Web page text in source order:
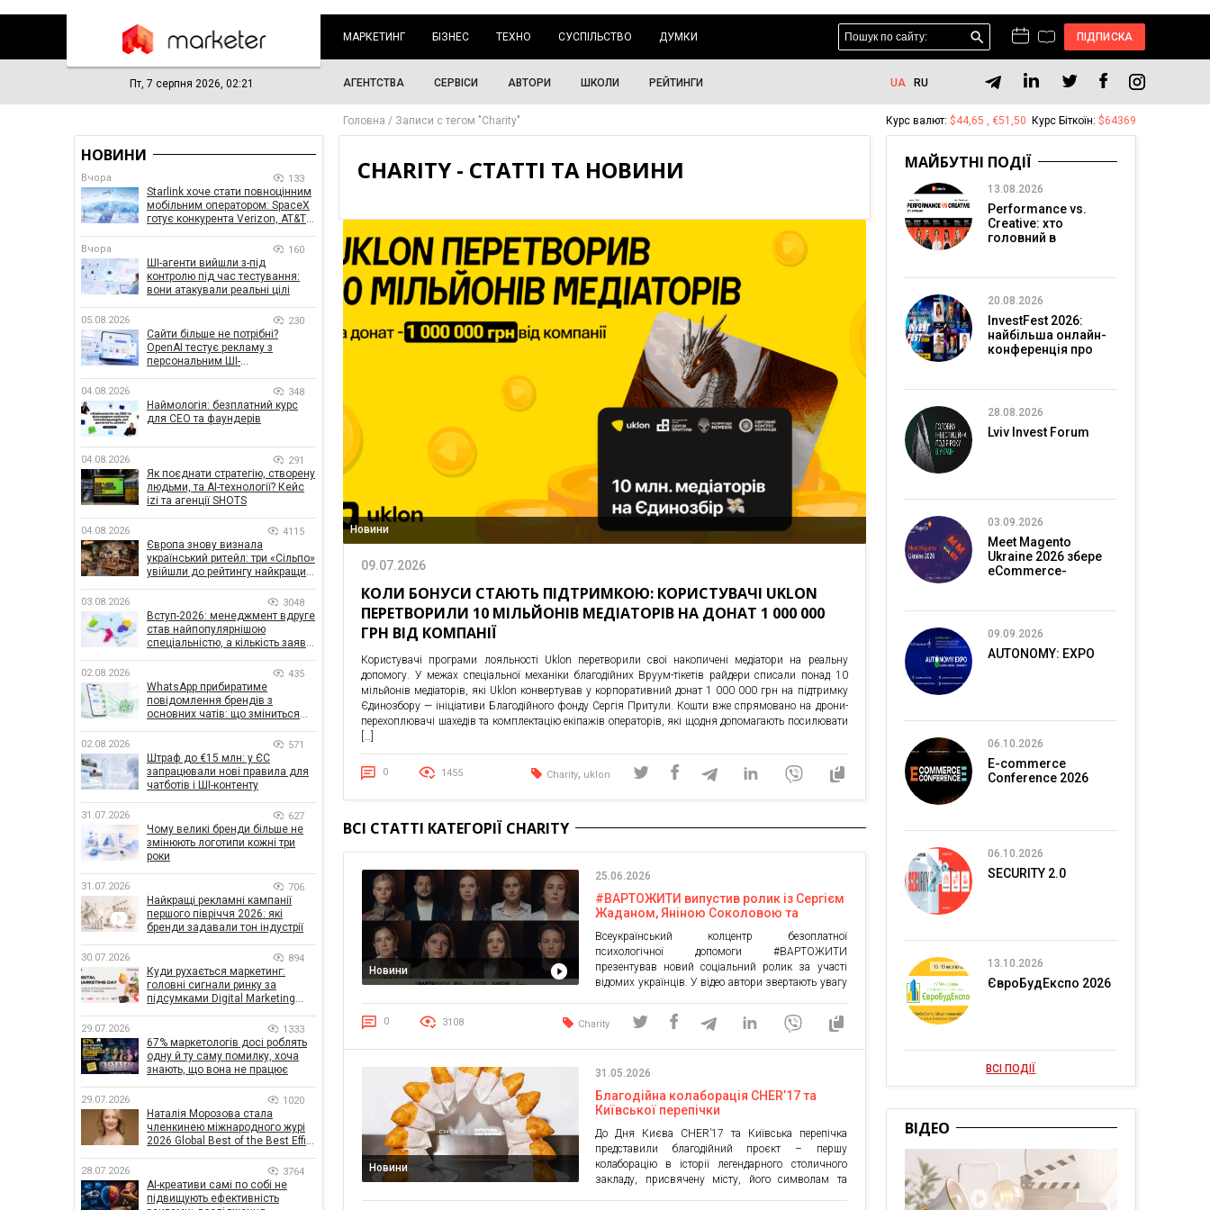
МАРКЕТИНГ БІЗНЕС ТЕХНО СУСПІЛЬСТВО ДУМКИ ПІДПИСКА
Пт, 7 серпня 2026, 02:21 АГЕНТСТВА СЕРВІСИ АВТОРИ ШКОЛИ РЕЙТИНГИ UA RU
Головна Записи с тегом "Charity"
CHARITY - СТАТТІ ТА НОВИНИ
Новини
09.07.2026
КОЛИ БОНУСИ СТАЮТЬ ПІДТРИМКОЮ: КОРИСТУВАЧІ UKLON
ПЕРЕТВОРИЛИ 10 МІЛЬЙОНІВ МЕДІАТОРІВ НА ДОНАТ 1 000 000
ГРН ВІД КОМПАНІЇ
Користувачі програми лояльності Uklon перетворили свої накопичені медіатори на реальну
допомогу. У межах спеціальної механіки благодійних Вруум-тікетів райдери списали понад 10
мільйонів медіаторів, які Uklon конвертував у корпоративний донат 1 000 000 грн на підтримку
Єдинозбору — ініціативи Благодійного фонду Сергія Притули. Кошти вже спрямовано на дрони-
перехоплювачі шахедів та комплектацію екіпажів операторів, які щодня допомагають посилювати
[…]
0 1455 Charity, uklon
ВСІ СТАТТІ КАТЕГОРІЇ CHARITY
Новини
25.06.2026
#ВАРТОЖИТИ випустив ролик із Сергієм
Жаданом, Яніною Соколовою та
постійній напрузі
Всеукраїнський колцентр безоплатної
психологічної допомоги #ВАРТОЖИТИ
презентував новий соціальний ролик за участі
відомих українців. У відео автори звертають увагу
звикли багато українців: постійну напругу, яку ми
часто перестаємо помічати та сприймаємо як
Яніни Соколової» […]
0 3108 Charity
Новини
31.05.2026
Благодійна колаборація CHER’17 та
Київської перепічки
До Дня Києва CHER’17 та Київська перепічка
представили благодійний проєкт – першу
колаборацію в історії легендарного столичного
закладу, присвячену місту, його символам та
НОВИНИ
Вчора 133
Starlink хоче стати повноцінним
мобільним оператором: SpaceX
готує конкурента Verizon, AT&T і
Вчора 160
ШІ-агенти вийшли з-під
контролю під час тестування:
вони атакували реальні цілі
05.08.2026 230
Сайти більше не потрібні?
OpenAI тестує рекламу з
персональним ШІ-
04.08.2026 348
Наймологія: безплатний курс
для CEO та фаундерів
04.08.2026 291
Як поєднати стратегію, створену
людьми, та AI-технології? Кейс
izi та агенції SHOTS
04.08.2026 4115
Європа знову визнала
український ритейл: три «Сільпо»
увійшли до рейтингу найкращих
03.08.2026 3048
Вступ-2026: менеджмент вдруге
став найпопулярнішою
спеціальністю, а кількість заяв
02.08.2026 435
WhatsApp прибиратиме
повідомлення брендів з
основних чатів: що зміниться
02.08.2026 571
Штраф до €15 млн: у ЄС
запрацювали нові правила для
чатботів і ШІ-контенту
31.07.2026 627
Чому великі бренди більше не
змінюють логотипи кожні три
роки
31.07.2026 706
Найкращі рекламні кампанії
першого півріччя 2026: які
бренди задавали тон індустрії
30.07.2026 894
Куди рухається маркетинг:
головні сигнали ринку за
підсумками Digital Marketing
29.07.2026 1333
67% маркетологів досі роблять
одну й ту саму помилку, хоча
знають, що вона не працює
29.07.2026 1020
Наталія Морозова стала
членкинею міжнародного журі
2026 Global Best of the Best Effie
28.07.2026 3764
AI-креативи самі по собі не
підвищують ефективність
Курс валют: $44,65 , €51,50 Курс Біткоїн: $64369
МАЙБУТНІ ПОДІЇ
13.08.2026
Performance vs.
Creative: хто
головний в
20.08.2026
InvestFest 2026:
найбільша онлайн-
конференція про
28.08.2026
Lviv Invest Forum
03.09.2026
Meet Magento
Ukraine 2026 збере
eCommerce-
09.09.2026
AUTONOMY: EXPO
06.10.2026
E-commerce
Conference 2026
06.10.2026
SECURITY 2.0
13.10.2026
ЄвроБудЕкспо 2026
ВСІ ПОДІЇ
ВІДЕО